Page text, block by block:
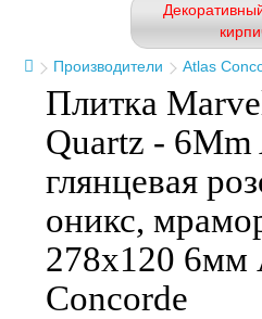
Производители
Atlas
Плитка
Quartz - 6Mm
глянцевая
оникс,
278x120 6мм
Concorde